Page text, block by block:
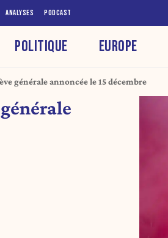
ANALYSES PODCAST
POLITIQUE EUROPE
générale annoncée le 15 décembre